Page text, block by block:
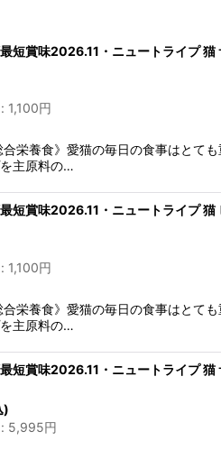
短賞味2026.11・ニュートライプ
: 1,100円
合栄養食》愛猫の毎日の食事はとて
主原料の…
短賞味2026.11・ニュートライプ
: 1,100円
合栄養食》愛猫の毎日の食事はとて
主原料の…
短賞味2026.11・ニュートライプ
)
: 5,995円